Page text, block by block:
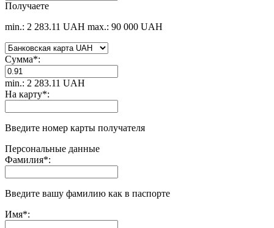
Получаете
min.: 2 283.11 UAH max.: 90 000 UAH
Сумма*:
min.: 2 283.11 UAH
На карту*:
Введите номер карты получателя
Персональные данные
Фамилия*:
Введите вашу фамилию как в паспорте
Имя*: